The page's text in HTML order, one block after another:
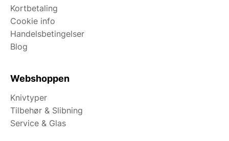
Kortbetaling
Cookie info
Handelsbetingelser
Blog
Webshoppen
Knivtyper
Tilbehør & Slibning
Service & Glas